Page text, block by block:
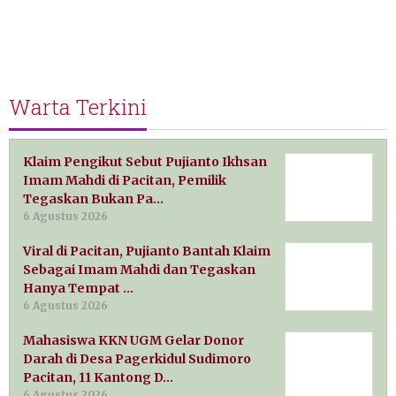
Warta Terkini
Klaim Pengikut Sebut Pujianto Ikhsan
Imam Mahdi di Pacitan, Pemilik
Tegaskan Bukan Pa…
6 Agustus 2026
Viral di Pacitan, Pujianto Bantah Klaim
Sebagai Imam Mahdi dan Tegaskan
Hanya Tempat …
6 Agustus 2026
Mahasiswa KKN UGM Gelar Donor
Darah di Desa Pagerkidul Sudimoro
Pacitan, 11 Kantong D…